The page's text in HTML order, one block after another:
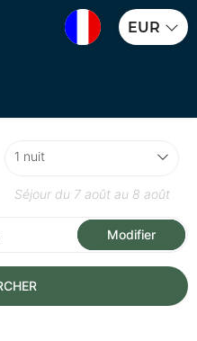
EUR
Séjour du 7 août au 8 août
Modifier